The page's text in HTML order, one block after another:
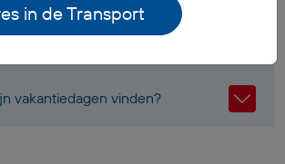
moet ik meenemen voor mijn
vakantiedagen vinden?
in de Transport